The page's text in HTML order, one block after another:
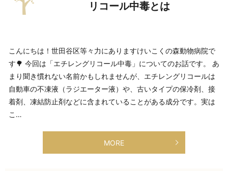
リコール中毒とは
こんにちは！世田谷区等々力にありますけいこくの森動物病院で
す🌳 今回は「エチレングリコール中毒」についてのお話です。 あ
まり聞き慣れない名前かもしれませんが、エチレングリコールは
自動車の不凍液（ラジエーター液）や、古いタイプの保冷剤、接
着剤、凍結防止剤などに含まれていることがある成分です。実は
こ…
MORE